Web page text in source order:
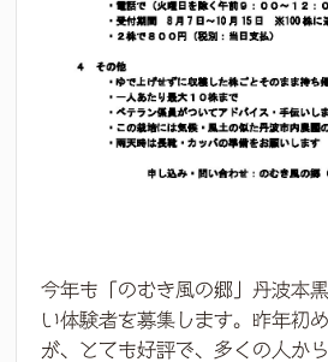
今年も「のむき風の郷」丹波本
い体験者を募集します。昨年初
が、とても好評で、多くの人か